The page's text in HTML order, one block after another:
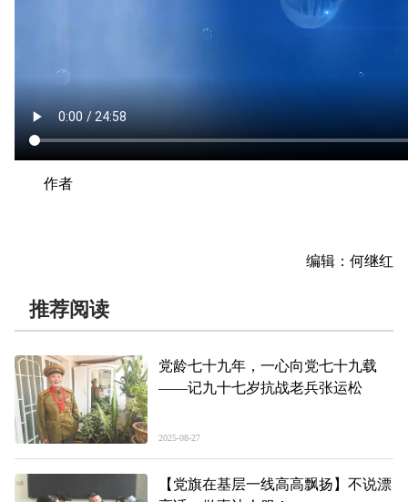
作者
编辑：何继红
推荐阅读
党龄七十九年，一心向党七十九载
——记九十七岁抗战老兵张运松
2025-08-27
【党旗在基层一线高高飘扬】不说漂